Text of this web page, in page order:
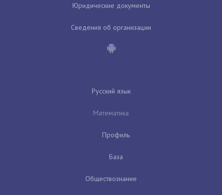
Юридические документы
Сведения об организации
Русский язык
Математика
Профиль
База
Обществознание